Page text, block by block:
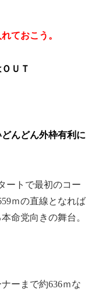
ておこう。
ＵＴ
んどん外枠有利に
ートで最初のコー
ｍの直線となれば
命党向きの舞台。
ーまで約636ｍな